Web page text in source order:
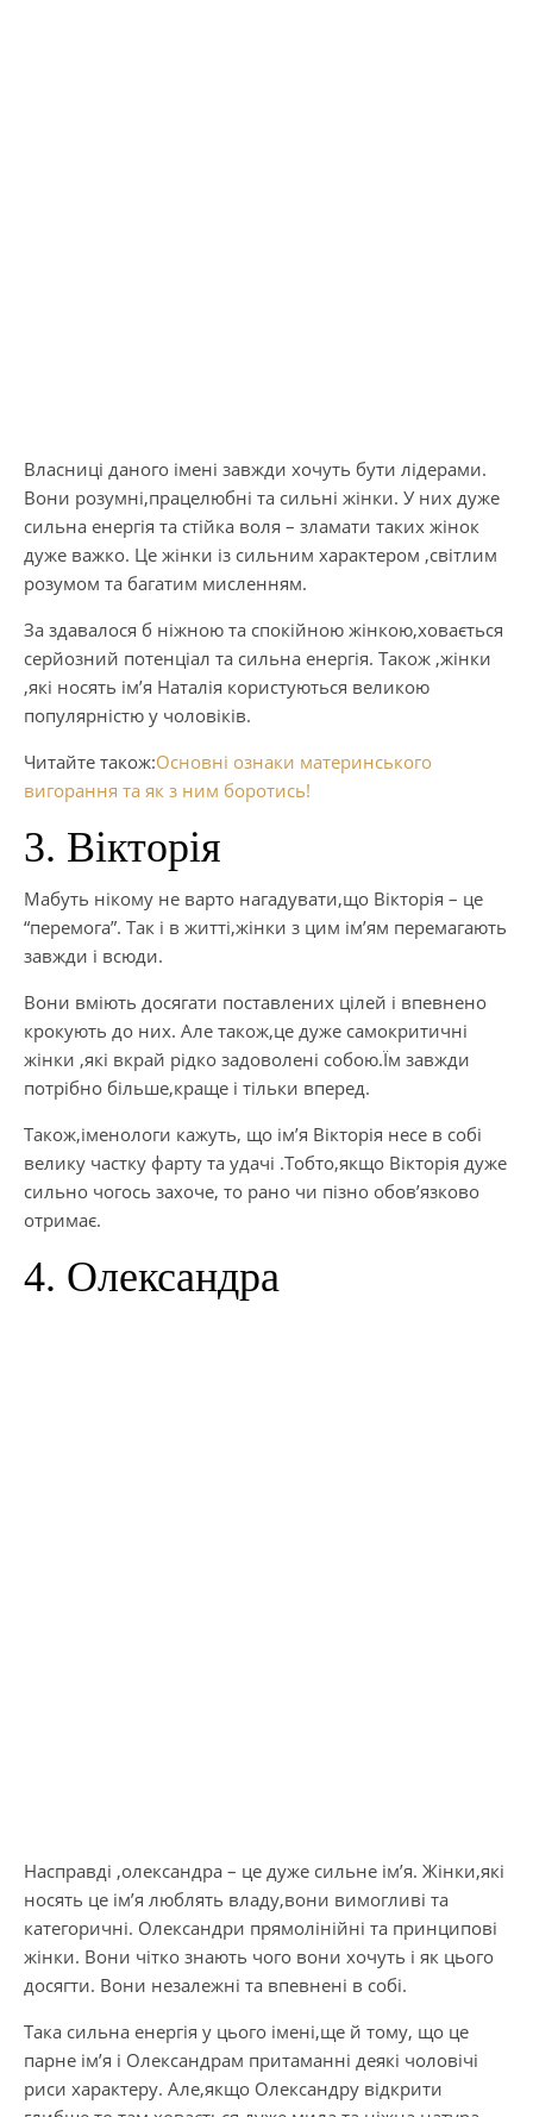
Власниці даного імені завжди хочуть бути лідерами.
Вони розумні,працелюбні та сильні жінки. У них дуже
сильна енергія та стійка воля – зламати таких жінок
дуже важко. Це жінки із сильним характером ,світлим
розумом та багатим мисленням.
За здавалося б ніжною та спокійною жінкою,ховається
серйозний потенціал та сильна енергія. Також ,жінки
,які носять ім’я Наталія користуються великою
популярністю у чоловіків.
Читайте також:Основні ознаки материнського
вигорання та як з ним боротись!
3. Вікторія
Мабуть нікому не варто нагадувати,що Вікторія – це
“перемога”. Так і в житті,жінки з цим ім’ям перемагають
завжди і всюди.
Вони вміють досягати поставлених цілей і впевнено
крокують до них. Але також,це дуже самокритичні
жінки ,які вкрай рідко задоволені собою.Їм завжди
потрібно більше,краще і тільки вперед.
Також,іменологи кажуть, що ім’я Вікторія несе в собі
велику частку фарту та удачі .Тобто,якщо Вікторія дуже
сильно чогось захоче, то рано чи пізно обов’язково
отримає.
4. Олександра
Насправді ,олександра – це дуже сильне ім’я. Жінки,які
носять це ім’я люблять владу,вони вимогливі та
категоричні. Олександри прямолінійні та принципові
жінки. Вони чітко знають чого вони хочуть і як цього
досягти. Вони незалежні та впевнені в собі.
Така сильна енергія у цього імені,ще й тому, що це
парне ім’я і Олександрам притаманні деякі чоловічі
риси характеру. Але,якщо Олександру відкрити